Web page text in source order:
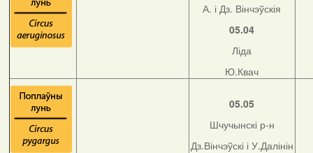
А. і Дз. Вінчэўскія
05.04
Ліда
Ю.Квач
05.05
Шчучынскі р-н
Дз.Вінчэўскі і У.Далінін